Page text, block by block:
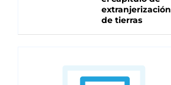
extranjerización
de tierras